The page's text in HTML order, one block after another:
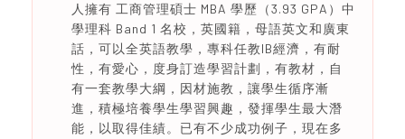
人擁有 工商管理碩士 MBA 學歷（3.93 GPA）中
學理科 Band 1 名校，英國籍，母語英文和廣東
話，可以全英語教學，專科任教IB經濟，有耐
性，有愛心，度身訂造學習計劃，有教材，自
有一套教學大綱，因材施教，讓學生循序漸
進，積極培養學生學習興趣，發揮學生最大潛
能，以取得佳績。已有不少成功例子，現在多